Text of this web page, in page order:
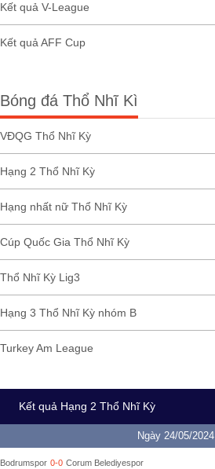
Kết quả V-League
Kết quả AFF Cup
Bóng đá Thổ Nhĩ Kì
VĐQG Thổ Nhĩ Kỳ
Hạng 2 Thổ Nhĩ Kỳ
Hạng nhất nữ Thổ Nhĩ Kỳ
Cúp Quốc Gia Thổ Nhĩ Kỳ
Thổ Nhĩ Kỳ Lig3
Hạng 3 Thổ Nhĩ Kỳ nhóm B
Turkey Am League
Kết quả Hạng 2 Thổ Nhĩ Kỳ
Ngày 24/05/2024
Bodrumspor 0-0 Corum Belediyespor